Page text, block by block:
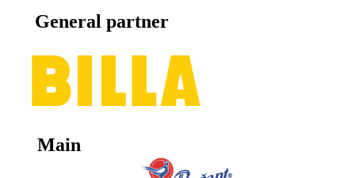
General partner
Main